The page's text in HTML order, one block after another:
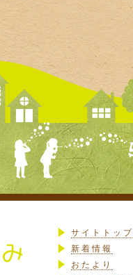
サイトトップ
新着情報
おたより